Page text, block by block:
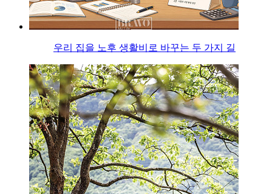
우리 집을 노후 생활비로 바꾸는 두 가지 길